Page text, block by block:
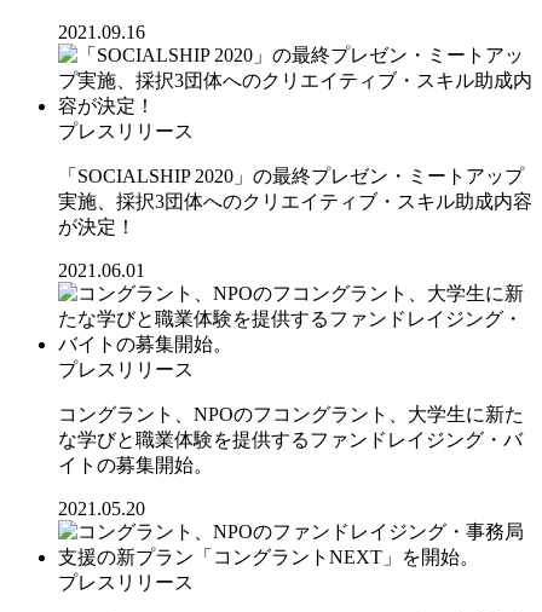
2021.09.16
プレスリリース
「SOCIALSHIP 2020」の最終プレゼン・ミートアップ
実施、採択3団体へのクリエイティブ・スキル助成内容
が決定！
2021.06.01
プレスリリース
コングラント、NPOのフコングラント、大学生に新た
な学びと職業体験を提供するファンドレイジング・バ
イトの募集開始。
2021.05.20
プレスリリース